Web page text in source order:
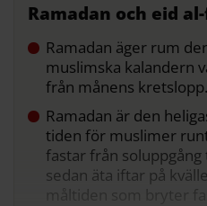
Ramadan och eid
Ramadan äger rum
muslimska kalandern
från månens kretslopp.
Ramadan är den
tiden för muslimer
fastar från
sedan äta iftar på
måltiden som bryter